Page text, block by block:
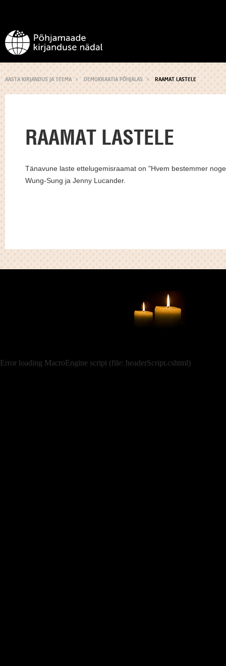
AASTA KIRJANDUS JA TEEMA DEMOKRAATIA PÕHJALAS RAAMAT LASTELE
RAAMAT LASTELE
Tänavune laste ettelugemisraamat on "Hvem bestemmer
Wung-Sung ja Jenny Lucander.
Error loading MacroEngine script (file: headerScript.cshtml)